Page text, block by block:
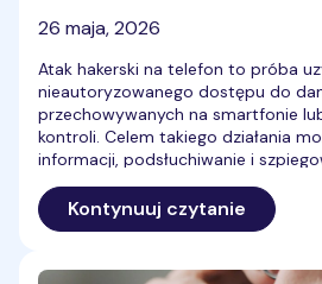
26 maja, 2026
Atak hakerski na telefon to próba
nieautoryzowanego dostępu do
przechowywanych na smartfonie
kontroli. Celem takiego działania
informacji, podsłuchiwanie i
dalsze oszustwa. Hakerzy mogą
oprogramowanie czy wyłudzić dane
są luki w systemie, błędy w
użytkownika. Sprawdź, jak
Kontynuuj czytanie